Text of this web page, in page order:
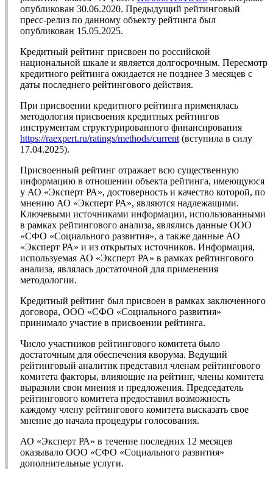
опубликован 30.06.2020. Предыдущий рейтинговый
пресс-релиз по данному объекту рейтинга был
опубликован 15.05.2025.
Кредитный рейтинг присвоен по российской
национальной шкале и является долгосрочным. Пересмотр
кредитного рейтинга ожидается не позднее 3 месяцев с
даты последнего рейтингового действия.
При присвоении кредитного рейтинга применялась
методология присвоения кредитных рейтингов
инструментам структурированного финансирования
https://raexpert.ru/ratings/methods/current (вступила в силу
17.04.2025).
Присвоенный рейтинг отражает всю существенную
информацию в отношении объекта рейтинга, имеющуюся
у АО «Эксперт РА», достоверность и качество которой, по
мнению АО «Эксперт РА», являются надлежащими.
Ключевыми источниками информации, использованными
в рамках рейтингового анализа, являлись данные ООО
«СФО «Социального развития», а также данные АО
«Эксперт РА» и из открытых источников. Информация,
используемая АО «Эксперт РА» в рамках рейтингового
анализа, являлась достаточной для применения
методологии.
Кредитный рейтинг был присвоен в рамках заключенного
договора, ООО «СФО «Социального развития»
принимало участие в присвоении рейтинга.
Число участников рейтингового комитета было
достаточным для обеспечения кворума. Ведущий
рейтинговый аналитик представил членам рейтингового
комитета факторы, влияющие на рейтинг, члены комитета
выразили свои мнения и предложения. Председатель
рейтингового комитета предоставил возможность
каждому члену рейтингового комитета высказать свое
мнение до начала процедуры голосования.
АО «Эксперт РА» в течение последних 12 месяцев
оказывало ООО «СФО «Социального развития»
дополнительные услуги.